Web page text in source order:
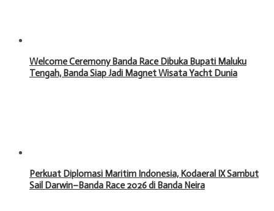
Welcome Ceremony Banda Race Dibuka Bupati Maluku
Tengah, Banda Siap Jadi Magnet Wisata Yacht Dunia
Perkuat Diplomasi Maritim Indonesia, Kodaeral IX Sambut
Sail Darwin–Banda Race 2026 di Banda Neira